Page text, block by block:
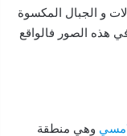
و الجبال المكسوة
هذه الصور فالواقع
وهي منطقة